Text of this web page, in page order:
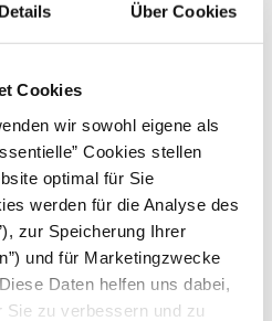
Details Über Cookies
Cookies
wir sowohl eigene als
Cookies stellen
optimal für Sie
werden für die Analyse des
zur Speicherung Ihrer
und für Marketingzwecke
Daten helfen uns dabei,
Sie zu verbessern und zu
Tisch - Geist
Produktnummer:454015